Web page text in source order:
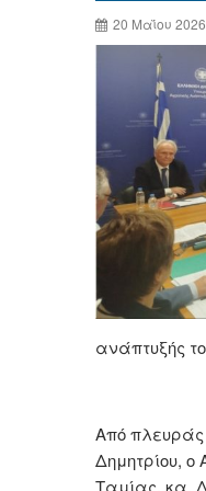
20 Μαΐου 2026
ανάπτυξής
Από πλευράς
Δημητρίου,
Ταμίας, κα.